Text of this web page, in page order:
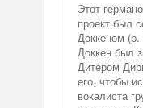
Этот
проект был
Доккеном
Доккен был
Дитером
его, чтобы
вокалиста